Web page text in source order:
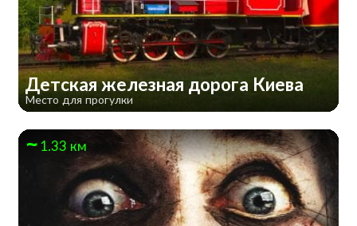
Детская железная дорога Киева
Место для прогулки
1.33 км